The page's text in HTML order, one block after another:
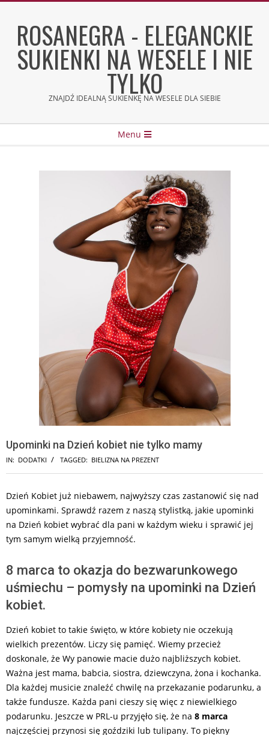
contentROSANEGRA - ELEGANCKIE
SUKIENKI NA WESELE I NIE
TYLKO
ZNAJDŹ IDEALNĄ SUKIENKĘ NA WESELE DLA SIEBIE
Menu
Upominki na Dzień kobiet nie tylko mamy
IN: DODATKI TAGGED: BIELIZNA NA PREZENT
Dzień Kobiet już niebawem, najwyższy czas zastanowić się nad
upominkami. Sprawdź razem z naszą stylistką, jakie upominki
na Dzień kobiet wybrać dla pani w każdym wieku i sprawić jej
tym samym wielką przyjemność.
8 marca to okazja do bezwarunkowego
uśmiechu – pomysły na upominki na Dzień
kobiet.
Dzień kobiet to takie święto, w które kobiety nie oczekują
wielkich prezentów. Liczy się pamięć. Wiemy przecież
doskonale, że Wy panowie macie dużo najbliższych kobiet.
Ważna jest mama, babcia, siostra, dziewczyna, żona i kochanka.
Dla każdej musicie znaleźć chwilę na przekazanie podarunku, a
także fundusze. Każda pani cieszy się więc z niewielkiego
podarunku. Jeszcze w PRL-u przyjęło się, że na 8 marca
najczęściej przynosi się goździki lub tulipany. To piękny